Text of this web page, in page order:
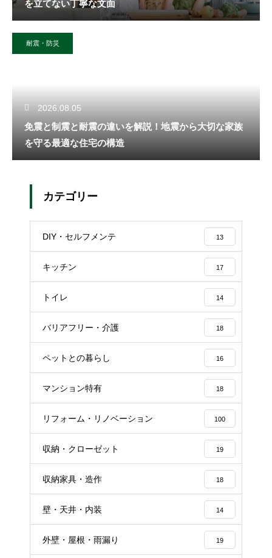
を立てない丁寧な文面
耐震・防災
2026.08.05
免震と制震と耐震の違いを解説！地震から大切な家族
を守る最適な住宅の構造
カテゴリー
DIY・セルフメンテ 13
キッチン 17
トイレ 14
バリアフリー・介護 18
ペットとの暮らし 16
マンション特有 18
リフォーム・リノベーション 100
収納・クローゼット 19
収納家具・造作 18
壁・天井・内装 14
外壁・屋根・雨漏り 19